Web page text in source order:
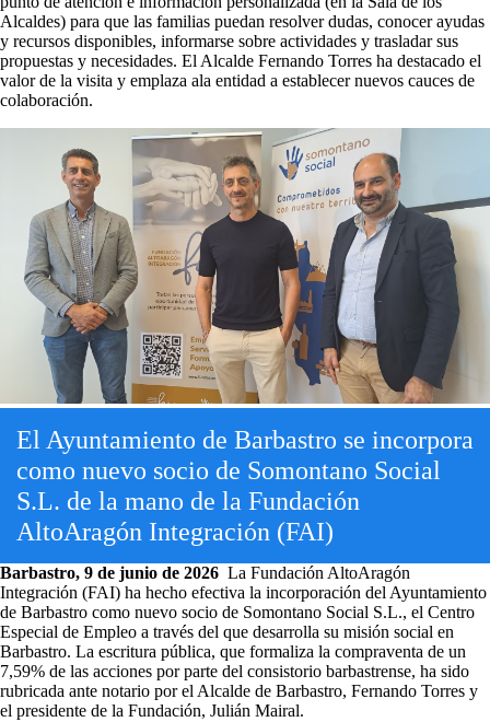
Alcaldes) para que las familias puedan resolver dudas, conocer ayudas
y recursos disponibles, informarse sobre actividades y trasladar sus
propuestas y necesidades. El Alcalde Fernando Torres ha destacado el
valor de la visita y emplaza ala entidad a establecer nuevos cauces de
colaboración.
El Ayuntamiento de Barbastro se incorpora
como nuevo socio de Somontano Social
S.L. de la mano de la Fundación
AltoAragón Integración (FAI)
Barbastro, 9 de junio de 2026 La Fundación AltoAragón
Integración (FAI) ha hecho efectiva la incorporación del Ayuntamiento
de Barbastro como nuevo socio de Somontano Social S.L., el Centro
Especial de Empleo a través del que desarrolla su misión social en
Barbastro. La escritura pública, que formaliza la compraventa de un
7,59% de las acciones por parte del consistorio barbastrense, ha sido
rubricada ante notario por el Alcalde de Barbastro, Fernando Torres y
el presidente de la Fundación, Julián Mairal.